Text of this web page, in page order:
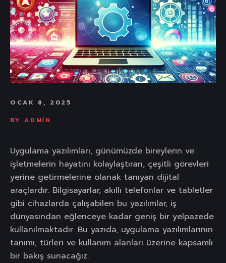
OCAK 8, 2025
BY ADMIN
Uygulama yazılımları, günümüzde bireylerin ve
işletmelerin hayatını kolaylaştıran, çeşitli görevleri
yerine getirmelerine olanak tanıyan dijital
araçlardır. Bilgisayarlar, akıllı telefonlar ve tabletler
gibi cihazlarda çalışabilen bu yazılımlar, iş
dünyasından eğlenceye kadar geniş bir yelpazede
kullanılmaktadır. Bu yazıda, uygulama yazılımlarının
tanımı, türleri ve kullanım alanları üzerine kapsamlı
bir bakış sunacağız.